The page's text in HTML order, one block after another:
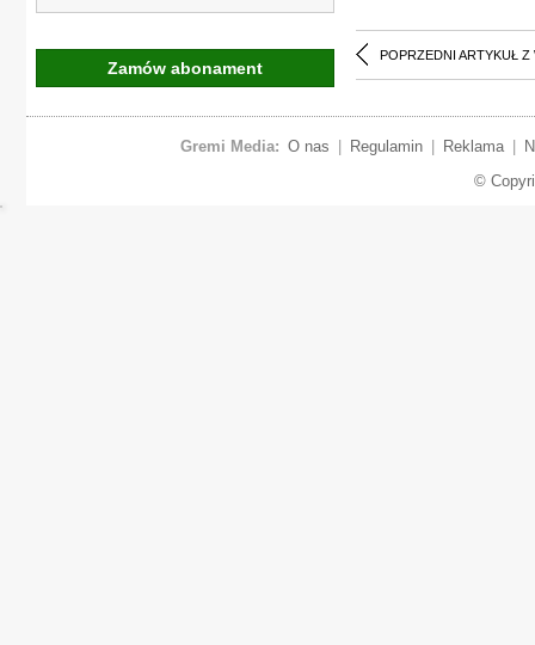
POPRZEDNI ARTYKUŁ Z
Zamów abonament
Gremi Media: O nas Regulamin Reklama
©